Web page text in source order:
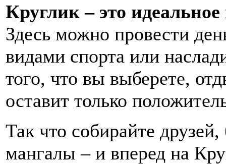
Круглик – это
Здесь можно провести
видами спорта или
того, что вы выберете,
оставит только
Так что собирайте
мангалы – и вперед на